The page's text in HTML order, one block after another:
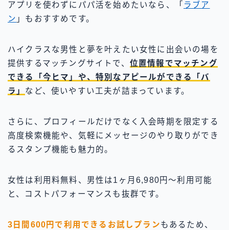
アプリを使わずにパパ活を始めたいなら、「 ラブア
ン 」もおすすめです。
ハイクラスな男性と夢を叶えたい女性に出会いの場を
提供するマッチングサイトで、 位置情報でマッチング
できる「今ヒマ」や、特別なアピールができる「バ
ラ」 など、使いやすい工夫が詰まっています。
さらに、プロフィールだけでなく入会時期を限定する
高度検索機能や、気軽にメッセージのやり取りができ
るスタンプ機能も魅力的。
女性は利用料無料、男性は1ヶ月6,980円〜利用可能
と、コストパフォーマンスも抜群です。
3日間600円で利用できるお試しプランもあるため、